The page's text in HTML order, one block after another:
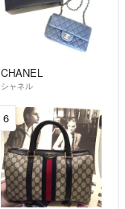
CHANEL
シャネル
6